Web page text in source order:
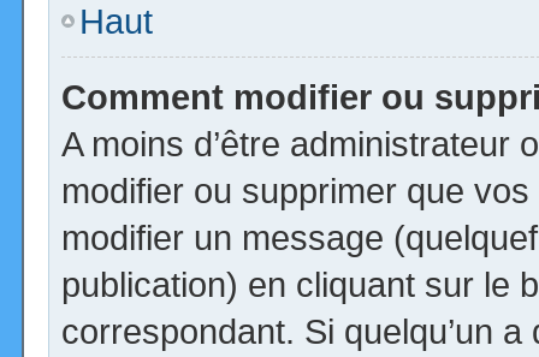
Haut
Comment modifier ou
A moins d’être administrateur
modifier ou supprimer que
modifier un message
publication) en cliquant sur le
correspondant. Si quelqu’un